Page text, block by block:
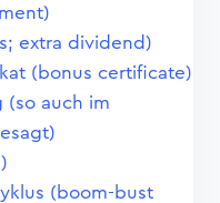
extra dividend)
(bonus certificate)
(so auch im
(boom-bust